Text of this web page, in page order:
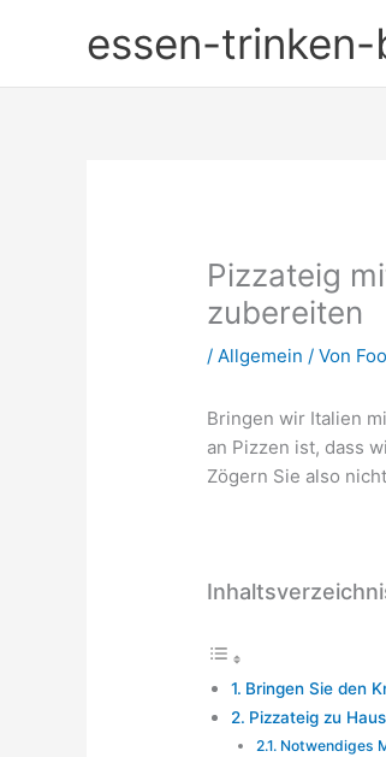
essen-
Pizzateig
zubereiten
/Allgemein / Von
Bringen wir Italien
an Pizzen ist, dass
Zögern Sie also
Bringen Sie den
Pizzateig zu
Notwendiges